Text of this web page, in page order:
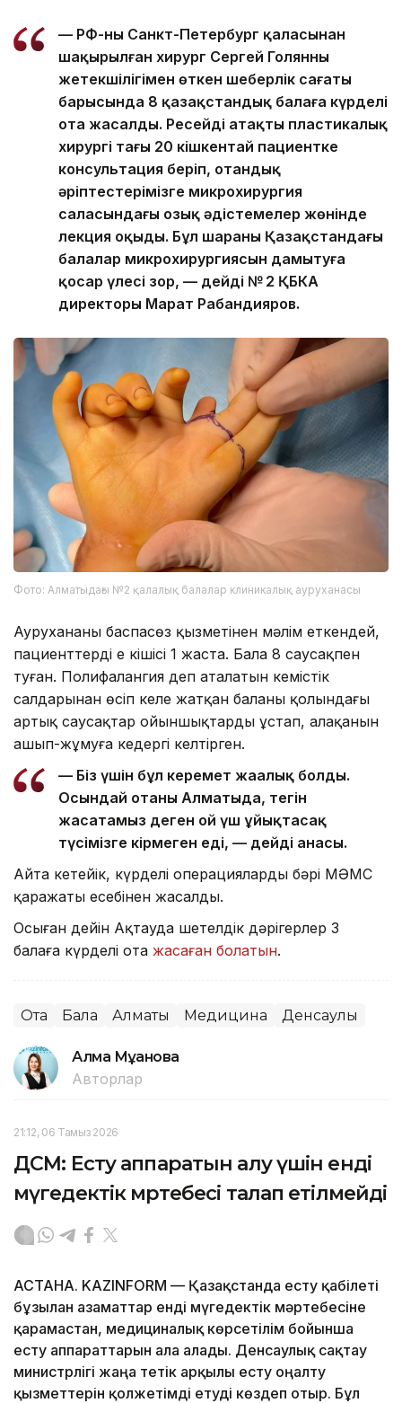
— РФ-ның Санкт-Петербург қаласынан
шақырылған хирург Сергей Голянның
жетекшілігімен өткен шеберлік сағаты
барысында 8 қазақстандық балаға күрделі
ота жасалды. Ресейдің атақты пластикалық
хирургі тағы 20 кішкентай пациентке
консультация беріп, отандық
әріптестерімізге микрохирургия
саласындағы озық әдістемелер жөнінде
лекция оқыды. Бұл шараның Қазақстандағы
балалар микрохирургиясын дамытуға
қосар үлесі зор, — дейді № 2 ҚБКА
директоры Марат Рабандияров.
Фото: Алматыдағы №2 қалалық балалар клиникалық ауруханасы
Аурухананың баспасөз қызметінен мәлім еткендей,
пациенттердің ең кішісі 1 жаста. Бала 8 саусақпен
туған. Полифалангия деп аталатын кемістік
салдарынан өсіп келе жатқан баланың қолындағы
артық саусақтар ойыншықтарды ұстап, алақанын
ашып-жұмуға кедергі келтірген.
— Біз үшін бұл керемет жаңалық болды.
Осындай отаны Алматыда, тегін
жасатамыз деген ой үш ұйықтасақ
түсімізге кірмеген еді, — дейді анасы.
Айта кетейік, күрделі операциялардың бәрі МӘМС
қаражаты есебінен жасалды.
Осыған дейін Ақтауда шетелдік дәрігерлер 3
балаға күрделі ота жасаған болатын.
Ота Бала Алматы Медицина Денсаулық
Алма Мұқанова
Авторлар
21:12, 06 Тамыз 2026
ДСМ: Есту аппаратын алу үшін енді
мүгедектік мәртебесі талап етілмейді
АСТАНА. KAZINFORM — Қазақстанда есту қабілеті
бұзылған азаматтар енді мүгедектік мәртебесіне
қарамастан, медициналық көрсетілім бойынша
есту аппараттарын ала алады. Денсаулық сақтау
министрлігі жаңа тетік арқылы есту оңалту
қызметтерін қолжетімді етуді көздеп отыр. Бұл